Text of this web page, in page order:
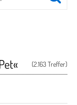
(2.163 Treffer)